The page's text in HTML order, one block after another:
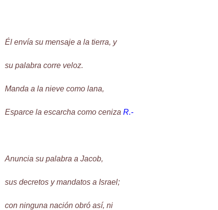
Él envía su mensaje a la tierra, y
su palabra corre veloz.
Manda a la nieve como lana,
Esparce la escarcha como ceniza R.-
Anuncia su palabra a Jacob,
sus decretos y mandatos a Israel;
con ninguna nación obró así, ni